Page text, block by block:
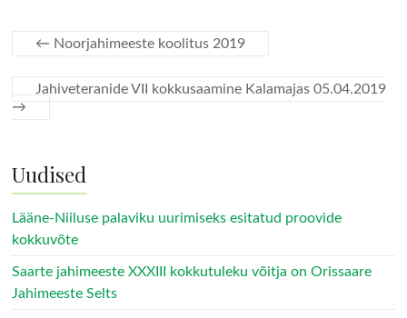
← Noorjahimeeste koolitus 2019
Jahiveteranide VII kokkusaamine Kalamajas 05.04.2019
→
Uudised
Lääne-Niiluse palaviku uurimiseks esitatud proovide
kokkuvõte
Saarte jahimeeste XXXIII kokkutuleku võitja on Orissaare
Jahimeeste Selts